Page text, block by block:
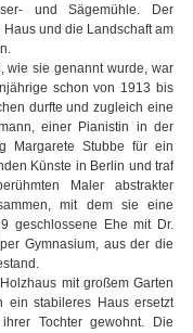
und Sägemühle. Der
und die Landschaft am
wie sie genannt wurde, war
schon von 1913 bis
durfte und zugleich eine
einer Pianistin in der
Margarete Stubbe für ein
Künste in Berlin und traf
Maler abstrakter
mit dem sie eine
geschlossene Ehe mit Dr.
Gymnasium, aus der die
mit großem Garten
ein stabileres Haus ersetzt
Tochter gewohnt. Die